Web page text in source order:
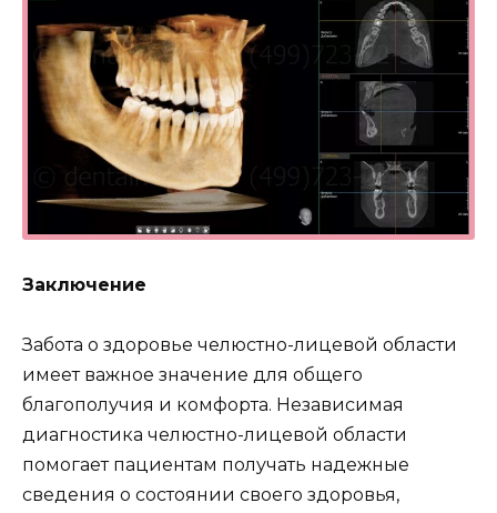
Заключение
Забота о здоровье челюстно-лицевой области
имеет важное значение для общего
благополучия и комфорта. Независимая
диагностика челюстно-лицевой области
помогает пациентам получать надежные
сведения о состоянии своего здоровья,